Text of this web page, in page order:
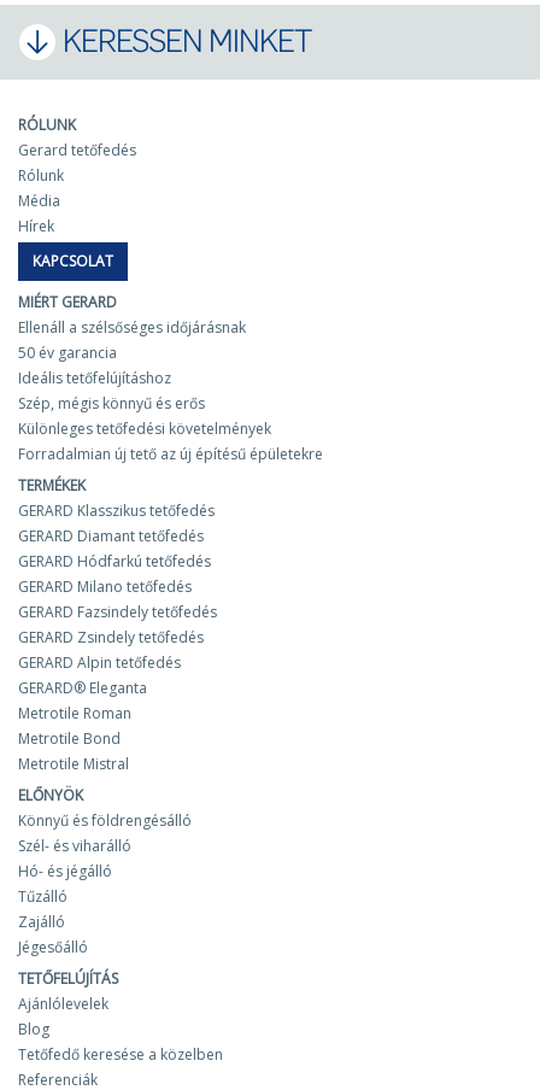
KERESSEN MINKET
RÓLUNK
Gerard tetőfedés
Rólunk
Média
Hírek
KAPCSOLAT
MIÉRT GERARD
Ellenáll a szélsőséges időjárásnak
50 év garancia
Ideális tetőfelújításhoz
Szép, mégis könnyű és erős
Különleges tetőfedési követelmények
Forradalmian új tető az új építésű épületekre
TERMÉKEK
GERARD Klasszikus tetőfedés
GERARD Diamant tetőfedés
GERARD Hódfarkú tetőfedés
GERARD Milano tetőfedés
GERARD Fazsindely tetőfedés
GERARD Zsindely tetőfedés
GERARD Alpin tetőfedés
GERARD® Eleganta
Metrotile Roman
Metrotile Bond
Metrotile Mistral
ELŐNYÖK
Könnyű és földrengésálló
Szél- és viharálló
Hó- és jégálló
Tűzálló
Zajálló
Jégesőálló
TETŐFELÚJÍTÁS
Ajánlólevelek
Blog
Tetőfedő keresése a közelben
Referenciák